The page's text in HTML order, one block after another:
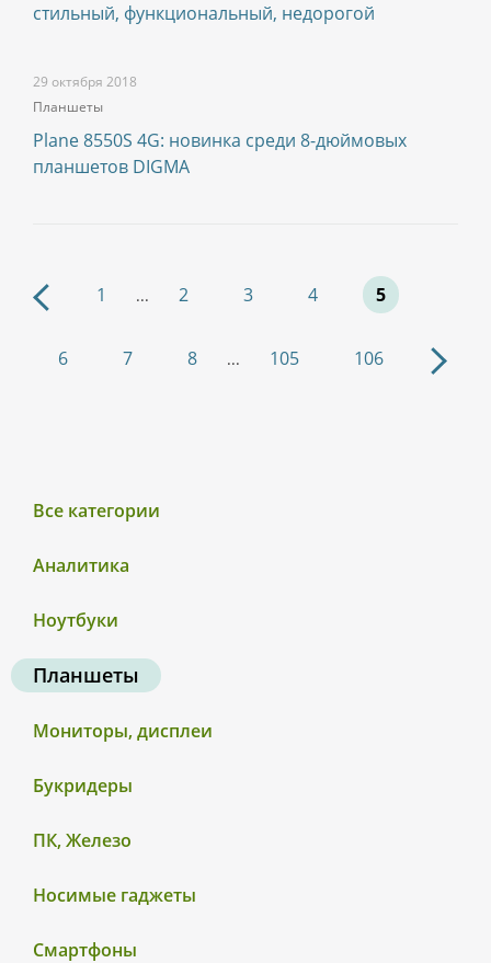
Все категории
Аналитика
Ноутбуки
Планшеты
Мониторы, дисплеи
Букридеры
ПК, Железо
Носимые гаджеты
Смартфоны
стильный, функциональный, недорогой
29 октября 2018
Планшеты
Plane 8550S 4G: новинка среди 8-дюймовых
планшетов DIGMA
1 ... 2 3 4 5
6 7 8 ... 105 106